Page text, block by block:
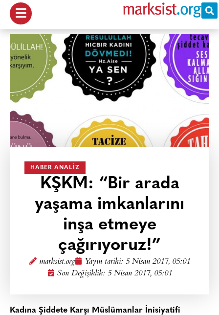
HABER ANALIZ
KŞKM: “Bir arada
yaşama imkanlarını
inşa etmeye
çağırıyoruz!”
marksist.org Yayın tarihi: 5 Nisan 2017, 05:01
Son Değişiklik: 5 Nisan 2017, 05:01
Kadına Şiddete Karşı Müslümanlar İnisiyatifi